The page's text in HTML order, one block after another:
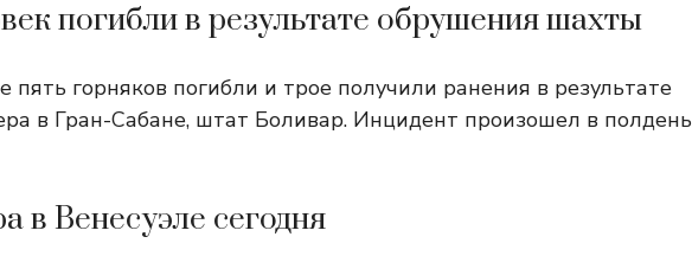
погибли в результате обрушения шахты
горняков погибли и трое получили ранения в результате
в Гран-Сабане, штат Боливар. Инцидент произошел в полдень
в Венесуэле сегодня